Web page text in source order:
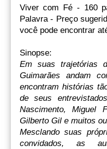
Viver com Fé - 160
Palavra - Preço
você pode encontrar
Sinopse:
Em suas trajetórias
Guimarães andam
encontram histórias
de seus
Nascimento, Miguel
Gilberto Gil e muitos
Mesclando suas
convidados, as